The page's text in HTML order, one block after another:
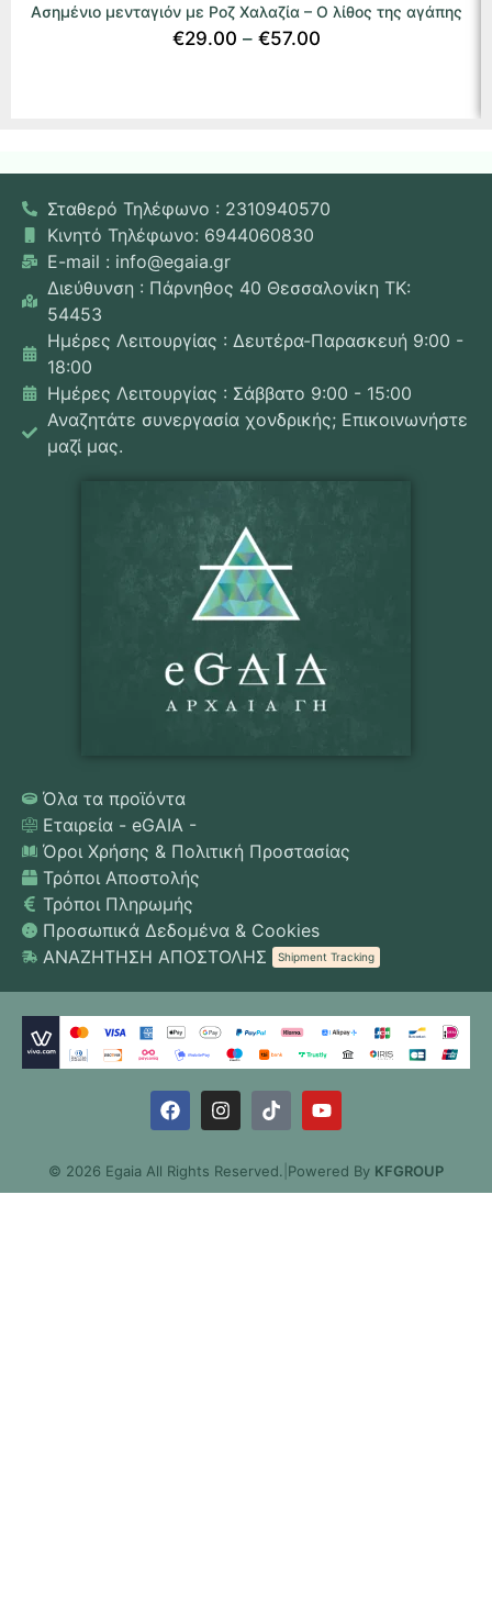
Ασημένιο μενταγιόν με Ροζ Χαλαζία – Ο λίθος της αγάπης
€29.00 – €57.00
Σταθερό Τηλέφωνο : 2310940570
Κινητό Τηλέφωνο: 6944060830
E-mail : info@egaia.gr
Διεύθυνση : Πάρνηθος 40 Θεσσαλονίκη ΤΚ:
54453
Ημέρες Λειτουργίας : Δευτέρα-Παρασκευή 9:00 -
18:00
Ημέρες Λειτουργίας : Σάββατο 9:00 - 15:00
Αναζητάτε συνεργασία χονδρικής; Επικοινωνήστε
μαζί μας.
Όλα τα προϊόντα
Εταιρεία - eGAIA -
Όροι Χρήσης & Πολιτική Προστασίας
Τρόποι Αποστολής
Τρόποι Πληρωμής
Προσωπικά Δεδομένα & Cookies
ΑΝΑΖΗΤΗΣΗ ΑΠΟΣΤΟΛΗΣ
Shipment Tracking
© 2026 Egaia All Rights Reserved. Powered By KFGROUP